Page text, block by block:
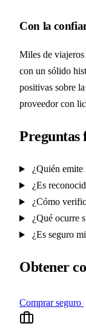
Con la
Miles de viajeros
con un sólido
positivas sobre
proveedor con
Preguntas
¿Quién emite
¿Es
¿Cómo
¿Qué ocurre
¿Es seguro
Obtener
Comprar seguro